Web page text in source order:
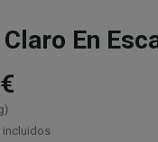
En
incluidos